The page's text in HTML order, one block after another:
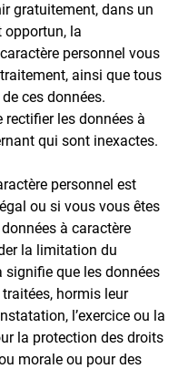
gratuitement, dans un
opportun, la
personnel vous
ainsi que tous
ces données.
les données à
qui sont inexactes.
personnel est
ou si vous vous êtes
à caractère
la limitation du
signifie que les données
hormis leur
l’exercice ou la
la protection des droits
morale ou pour des